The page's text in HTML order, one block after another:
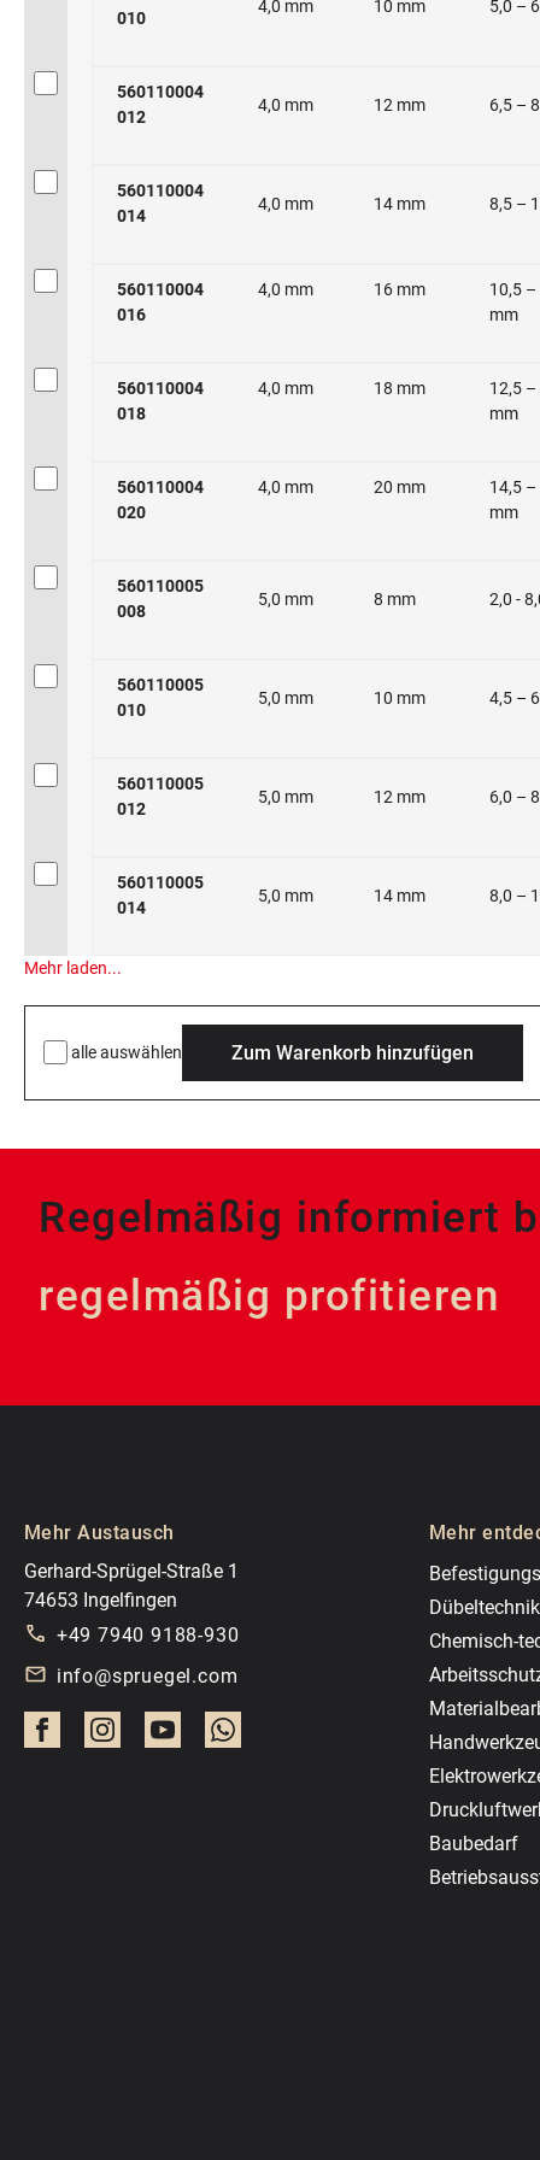
010
4,0 mm 10 mm 5,0 –
560110004
012
4,0 mm 12 mm 6,5 –
560110004
014
4,0 mm 14 mm 8,5 –
560110004
016
4,0 mm 16 mm
10,5 –
mm
560110004
018
4,0 mm 18 mm
12,5 –
mm
560110004
020
4,0 mm 20 mm
14,5 –
mm
560110005
008
5,0 mm 8 mm 2,0 -
560110005
010
5,0 mm 10 mm 4,5 –
560110005
012
5,0 mm 12 mm 6,0 –
560110005
014
5,0 mm 14 mm 8,0 –
Mehr laden...
alle auswählen Zum Warenkorb hinzufügen
Regelmäßig informiert
regelmäßig profitieren
Mehr Austausch
Gerhard-Sprügel-Straße 1
74653 Ingelfingen
+49 7940 9188-930
info@spruegel.com
Mehr
Dübeltechnik
Chemisch-
Baubedarf